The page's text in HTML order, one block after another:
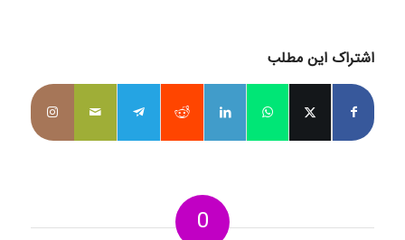
اشتراک این مطلب
0